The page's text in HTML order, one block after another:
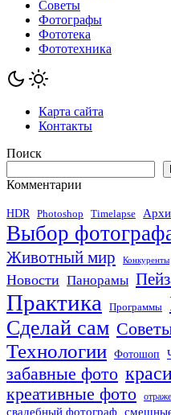
Советы
Фотографы
Фототека
Фототехника
Карта сайта
Контакты
Поиск
Комментарии
HDR Photoshop Timelapse
Выбор
Животный мир Конкуренты
Новости Панорамы
Практика Программы
Сделай сам
Технологии Фотошоп
забавные фото
креативные фото
свадебный фотограф